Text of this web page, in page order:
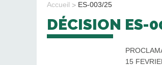
Accueil ES-003/25
DÉCISION
15